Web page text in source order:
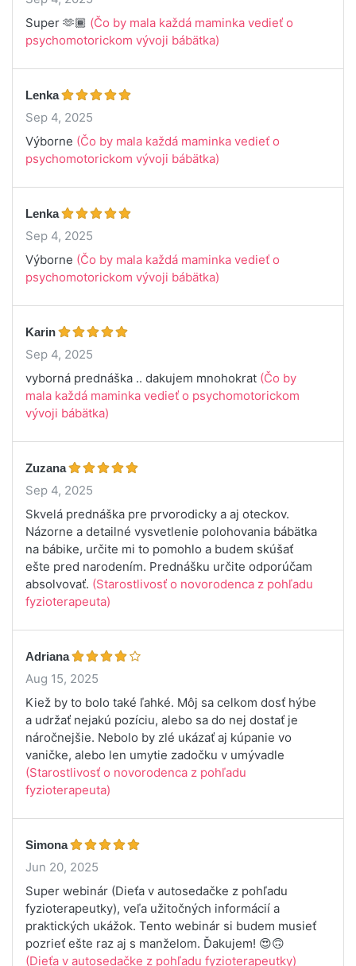
Super 🫶🏾 (Čo by mala každá maminka vedieť o
psychomotorickom vývoji bábätka)
Lenka
Sep 4, 2025
Výborne (Čo by mala každá maminka vedieť o
psychomotorickom vývoji bábätka)
Lenka
Sep 4, 2025
Výborne (Čo by mala každá maminka vedieť o
psychomotorickom vývoji bábätka)
Karin
Sep 4, 2025
vyborná prednáška .. dakujem mnohokrat (Čo by
mala každá maminka vedieť o psychomotorickom
vývoji bábätka)
Zuzana
Sep 4, 2025
Skvelá prednáška pre prvorodicky a aj oteckov.
Názorne a detailné vysvetlenie polohovania bábätka
na bábike, určite mi to pomohlo a budem skúšať
ešte pred narodením. Prednášku určite odporúčam
absolvovať. (Starostlivosť o novorodenca z pohľadu
fyzioterapeuta)
Adriana
Aug 15, 2025
Kiež by to bolo také ľahké. Môj sa celkom dosť hýbe
a udržať nejakú pozíciu, alebo sa do nej dostať je
náročnejšie. Nebolo by zlé ukázať aj kúpanie vo
vaničke, alebo len umytie zadočku v umývadle
(Starostlivosť o novorodenca z pohľadu
fyzioterapeuta)
Simona
Jun 20, 2025
Super webinár (Dieťa v autosedačke z pohľadu
fyzioterapeutky), veľa užitočných informácií a
praktických ukážok. Tento webinár si budem musieť
pozrieť ešte raz aj s manželom. Ďakujem! 😍🙃
(Dieťa v autosedačke z pohľadu fyzioterapeutky)